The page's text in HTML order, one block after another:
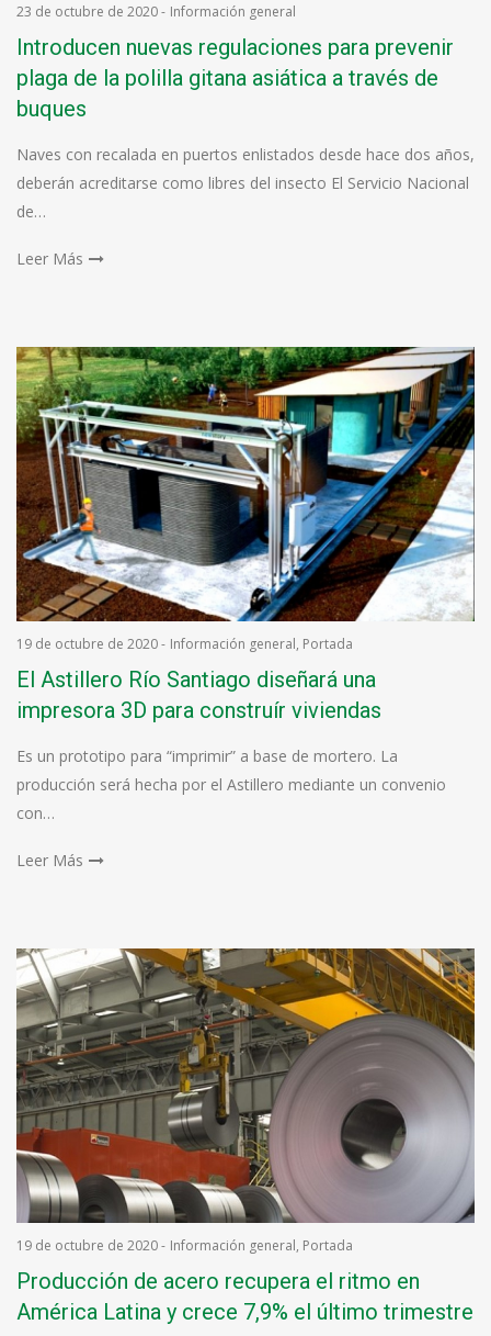
23 de octubre de 2020- Información general
Introducen nuevas regulaciones para prevenir
plaga de la polilla gitana asiática a través de
buques
Naves con recalada en puertos enlistados desde hace dos años,
deberán acreditarse como libres del insecto El Servicio Nacional
de…
Leer Más
19 de octubre de 2020- Información general, Portada
El Astillero Río Santiago diseñará una
impresora 3D para construír viviendas
Es un prototipo para “imprimir” a base de mortero. La
producción será hecha por el Astillero mediante un convenio
con…
Leer Más
19 de octubre de 2020- Información general, Portada
Producción de acero recupera el ritmo en
América Latina y crece 7,9% el último trimestre